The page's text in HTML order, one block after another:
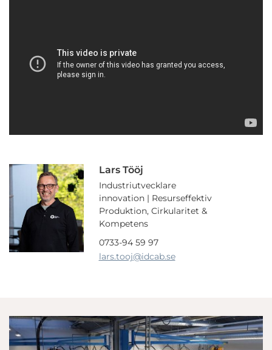
Lars Tööj
Industriutvecklare
innovation | Resurseffektiv
Produktion, Cirkularitet &
Kompetens
0733-94 59 97
lars.tooj@idcab.se